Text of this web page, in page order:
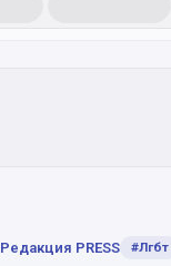
Редакция PRESS #Лгбт